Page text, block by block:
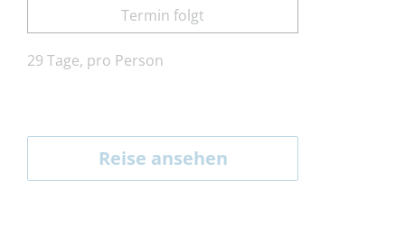
Termin folgt
29 Tage, pro Person
Reise ansehen